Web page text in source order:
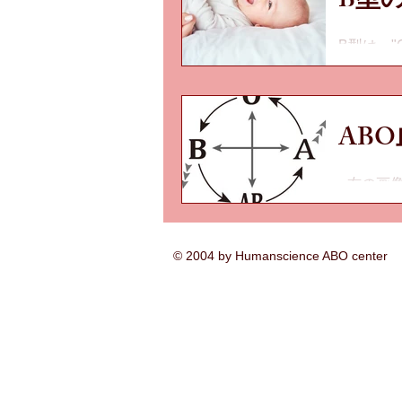
B型は、
も傾向で
●右の画
ばいらっ
せには特
​© 2004 by Humanscience ABO center